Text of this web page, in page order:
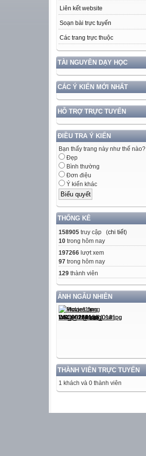
Liên kết website
Soạn bài trực tuyến
Các trang trực thuộc
TÀI NGUYÊN DẠY HỌC
CÁC Ý KIẾN MỚI NHẤT
HỖ TRỢ TRỰC TUYẾN
ĐIỀU TRA Ý KIẾN
Bạn thấy trang này như thế nào?
Đẹp
Bình thường
Đơn điệu
Ý kiến khác
THỐNG KÊ
158905 truy cập (chi tiết)
10 trong hôm nay
197266 lượt xem
97 trong hôm nay
129 thành viên
ẢNH NGẪU NHIÊN
THÀNH VIÊN TRỰC TUYẾN
1 khách và 0 thành viên